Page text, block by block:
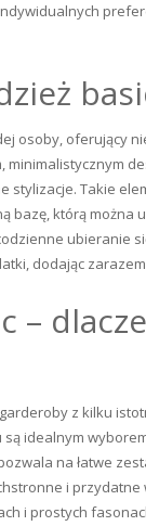
osoby, oferujący
stylizacje. Takie
bazę, którą można
ubieranie
dodając
–
z kilku
idealnym
na łatwe
i
i prostych